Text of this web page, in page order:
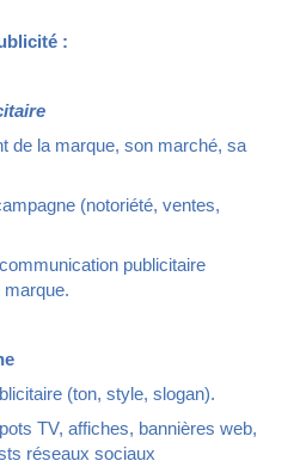
:
de la marque, son marché, sa
(notoriété, ventes,
publicitaire
marque.
(ton, style, slogan).
TV, affiches, bannières web,
réseaux sociaux